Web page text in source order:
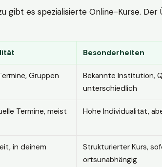
gibt es spezialisierte Online-Kurse.
Besonderheiten
Gruppen
Bekannte Institution,
unterschiedlich
Termine, meist
Hohe Individualität,
in deinem
Strukturierter Kurs,
ortsunabhängig